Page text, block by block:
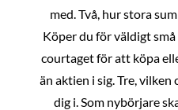
med. Två, hur stora
Köper du för väldigt
courtaget för att köpa
än aktien i sig. Tre,
dig i. Som nybörjare